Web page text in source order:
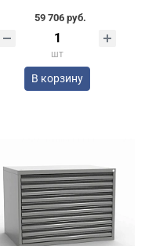
59 706 руб.
шт
В корзину